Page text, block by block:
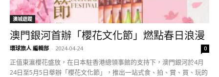
澳城遊蹤
澳門銀河首辦「櫻花文化節」燃點春日浪漫
環球旅人 編輯部 - 2024-04-24 0
正值東瀛櫻花盛放，在日本駐香港總領事館的支持下，澳門銀河於4月
24日至5月5日舉辦「櫻花文化節」，推出一站式食、拍、賞、買、玩的